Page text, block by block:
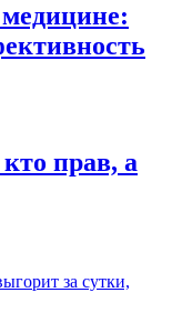
прав, а
за сутки,